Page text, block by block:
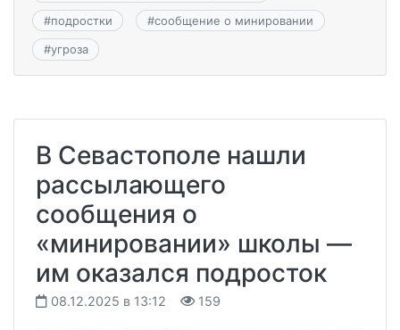
#подростки #сообщение о минировании
#угроза
В Севастополе нашли
рассылающего
сообщения о
«минировании» школы —
им оказался подросток
08.12.2025 в 13:12 159